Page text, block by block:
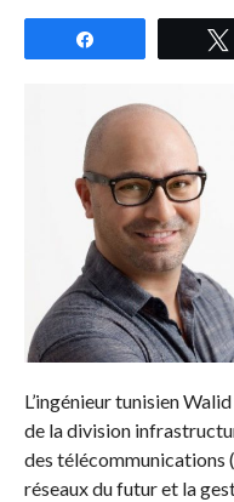
L’ingénieur tunisien
de la division
des télécommunications
réseaux du futur et la